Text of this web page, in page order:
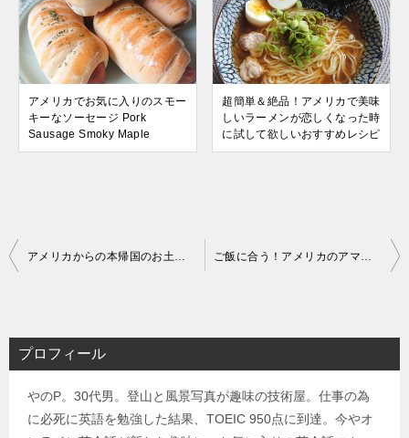
アメリカでお気に入りのスモー
キーなソーセージ Pork
Sausage Smoky Maple
超簡単＆絶品！アメリカで美味
しいラーメンが恋しくなった時
に試して欲しいおすすめレシピ
投
ビ
ゲ
アメリカからの本帰国のお土産におすすめのコーヒーグッズ【アメリカンプレス】 ご飯に合う！アメリカのアマゾンフレッシュで買える海鮮冷凍食品
プロフィール
やのP。30代男。登山と風景写真が趣味の技術屋。仕事の為
に必死に英語を勉強した結果、TOEIC 950点に到達。今やオ